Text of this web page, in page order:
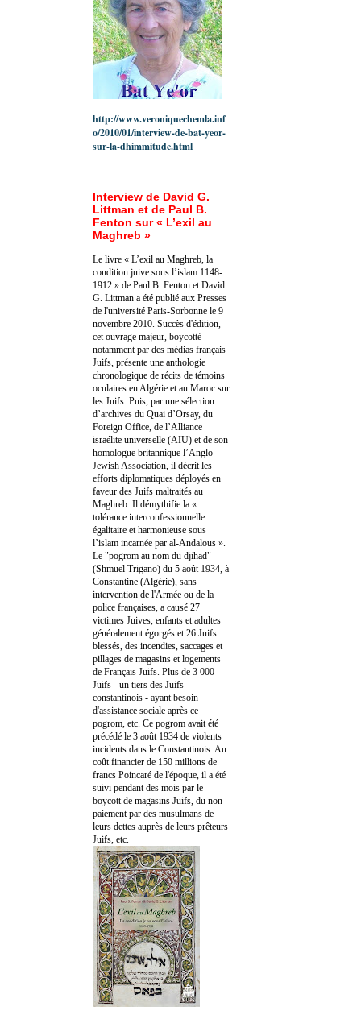
http://www.veroniquechemla.inf
o/2010/01/interview-de-bat-yeor-
sur-la-dhimmitude.html
Interview de David G.
Littman et de Paul B.
Fenton sur « L’exil au
Maghreb »
Le livre « L’exil au Maghreb, la
condition juive sous l’islam 1148-
1912 » de Paul B. Fenton et David
G. Littman a été publié aux Presses
de l'université Paris-Sorbonne le 9
novembre 2010. Succès d'édition,
cet ouvrage majeur, boycotté
notamment par des médias français
Juifs, présente une anthologie
chronologique de récits de témoins
oculaires en Algérie et au Maroc sur
les Juifs. Puis, par une sélection
d’archives du Quai d’Orsay, du
Foreign Office, de l’Alliance
israélite universelle (AIU) et de son
homologue britannique l’Anglo-
Jewish Association, il décrit les
efforts diplomatiques déployés en
faveur des Juifs maltraités au
Maghreb. Il démythifie la «
tolérance interconfessionnelle
égalitaire et harmonieuse sous
l’islam incarnée par al-Andalous ».
Le "pogrom au nom du djihad"
(Shmuel Trigano) du 5 août 1934, à
Constantine (Algérie), sans
intervention de l'Armée ou de la
police françaises, a causé 27
victimes Juives, enfants et adultes
généralement égorgés et 26 Juifs
blessés, des incendies, saccages et
pillages de magasins et logements
de Français Juifs. Plus de 3 000
Juifs - un tiers des Juifs
constantinois - ayant besoin
d'assistance sociale après ce
pogrom, etc. Ce pogrom avait été
précédé le 3 août 1934 de violents
incidents dans le Constantinois. Au
coût financier de 150 millions de
francs Poincaré de l'époque, il a été
suivi pendant des mois par le
boycott de magasins Juifs, du non
paiement par des musulmans de
leurs dettes auprès de leurs prêteurs
Juifs, etc.